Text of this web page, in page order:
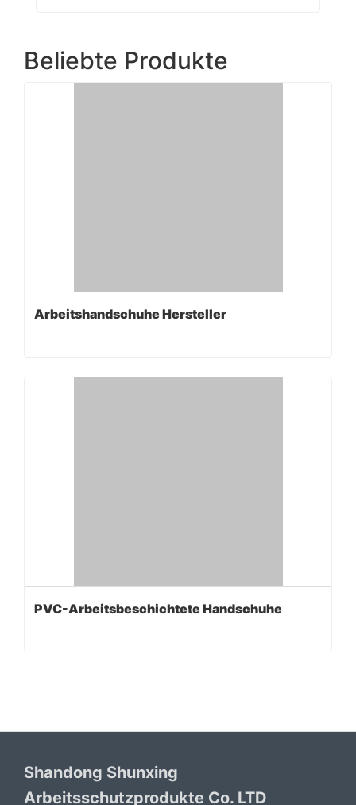
Beliebte Produkte
Arbeitshandschuhe Hersteller
PVC-Arbeitsbeschichtete Handschuhe
Shandong Shunxing
Arbeitsschutzprodukte Co. LTD